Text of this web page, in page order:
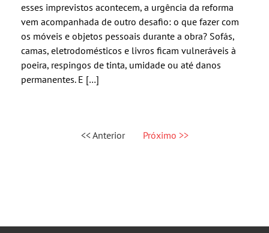
esses imprevistos acontecem, a urgência da reforma
vem acompanhada de outro desafio: o que fazer com
os móveis e objetos pessoais durante a obra? Sofás,
camas, eletrodomésticos e livros ficam vulneráveis à
poeira, respingos de tinta, umidade ou até danos
permanentes. E […]
<< Anterior Próximo >>